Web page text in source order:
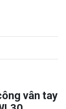
vân tay